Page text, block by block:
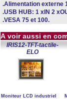
.Alimentation externe
.USB HUB: 1 xIN 2
.VESA 75 et 100.
A voir aussi en
IRIS12-TFT-tactile-
ELO
Moniteur LCD industriel